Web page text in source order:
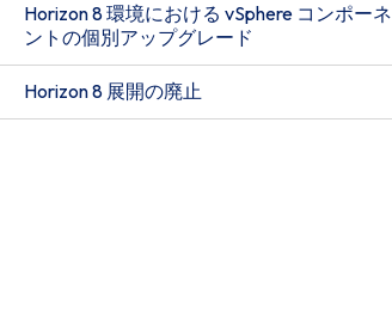
Horizon 8 環境における vSphere コンポーネ
ントの個別アップグレード
Horizon 8 展開の廃止